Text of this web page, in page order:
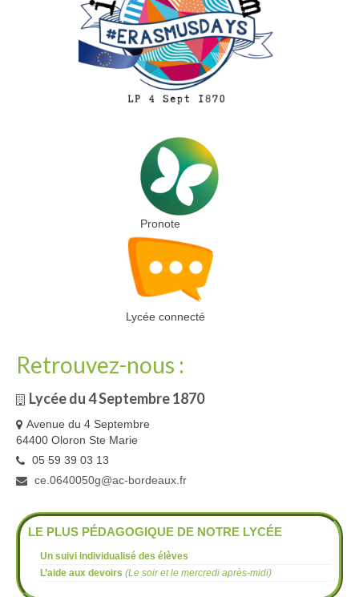
Pronote
Lycée connecté
Retrouvez-nous :
Lycée du 4 Septembre 1870
Avenue du 4 Septembre
64400 Oloron Ste Marie
05 59 39 03 13
ce.0640050g@ac-bordeaux.fr
LE PLUS PÉDAGOGIQUE DE NOTRE LYCÉE
Un suivi individualisé des élèves
L’aide aux devoirs (Le soir et le mercredi après-midi)